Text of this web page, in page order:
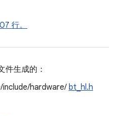
行。
件生成的：
hardware/ bt_hl.h